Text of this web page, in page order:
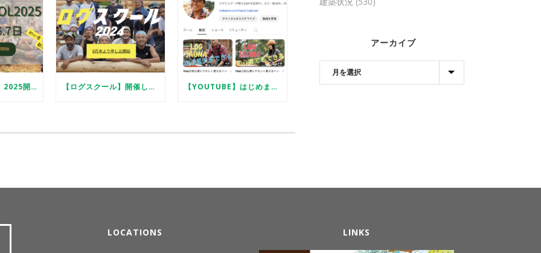
【ログスクール】2025開催します 【ログスクール】開催します 【YOUTUBE】はじめました（初心者向けログDIYの方法）
アーカイブ
LOCATIONS LINKS